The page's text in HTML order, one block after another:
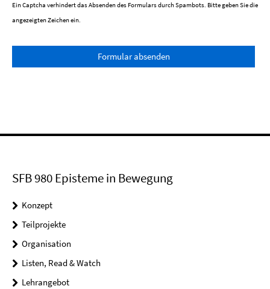
Ein Captcha verhindert das Absenden des Formulars durch Spambots. Bitte geben Sie die
angezeigten Zeichen ein.
Formular absenden
SFB 980 Episteme in Bewegung
Konzept
Teilprojekte
Organisation
Listen, Read & Watch
Lehrangebot